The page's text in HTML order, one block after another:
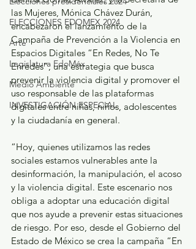
ELECCIONES EDOMEX 2024
Arte
Legislatura EdoMéx
Medio Ambiente
INVESTIGACIÓN ESPECIAL
las Mujeres, Mónica Chávez Durán,
encabezaron el lanzamiento de la
Campaña de Prevención a la Violencia en
Espacios Digitales “En Redes, No Te
Enredes”, una estrategia que busca
prevenir la violencia digital y promover el
uso responsable de las plataformas
digitales entre niñas, niños, adolescentes
y la ciudadanía en general.
“Hoy, quienes utilizamos las redes
sociales estamos vulnerables ante la
desinformación, la manipulación, el acoso
y la violencia digital. Este escenario nos
obliga a adoptar una educación digital
que nos ayude a prevenir estas situaciones
de riesgo. Por eso, desde el Gobierno del
Estado de México se crea la campaña “En